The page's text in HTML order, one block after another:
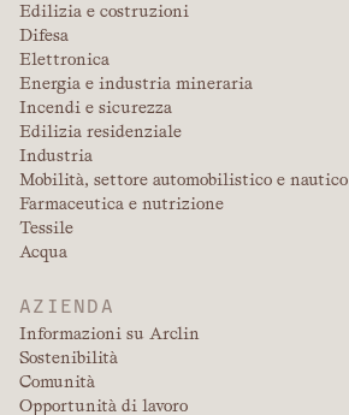
Edilizia e costruzioni
Difesa
Elettronica
Energia e industria mineraria
Incendi e sicurezza
Edilizia residenziale
Industria
Mobilità, settore automobilistico e nautico
Farmaceutica e nutrizione
Tessile
Acqua
AZIENDA
Informazioni su Arclin
Sostenibilità
Comunità
Opportunità di lavoro